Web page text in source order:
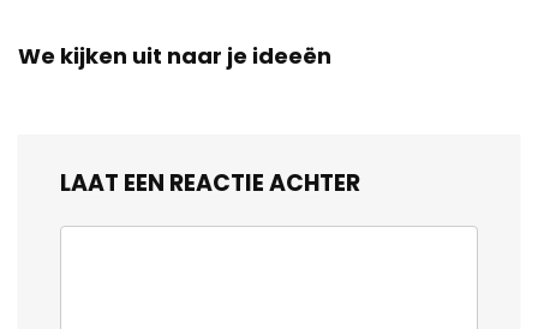
We kijken uit naar je ideeën
LAAT EEN REACTIE ACHTER